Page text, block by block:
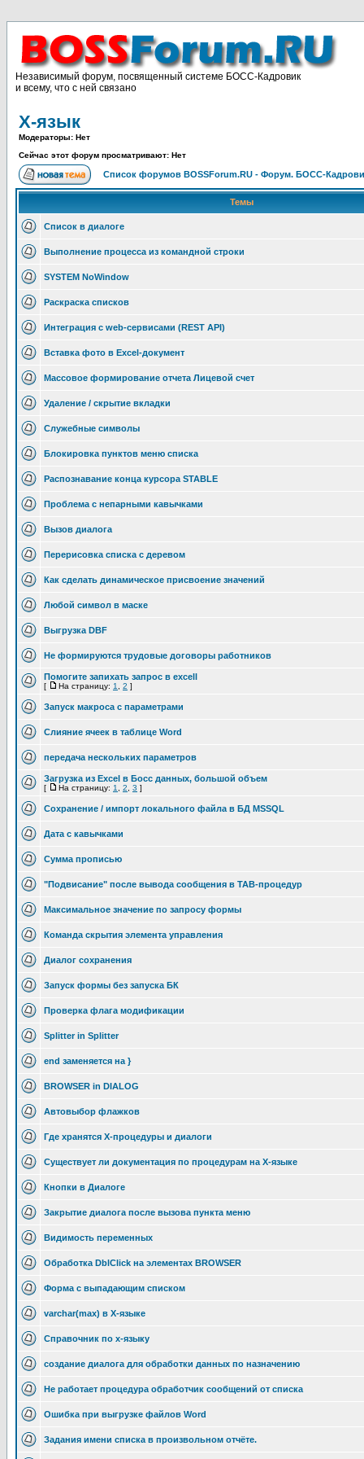
Независимый форум, посвященный системе БОСС-Кадровик
и всему, что с ней связано
X-язык
Модераторы: Нет
Сейчас этот форум просматривают: Нет
Список форумов BOSSForum.RU - Форум. БОСС-
Темы
Список в диалоге
Выполнение процесса из командной строки
SYSTEM NoWindow
Раскраска списков
Интеграция с web-сервисами (REST API)
Вставка фото в Excel-документ
Массовое формирование отчета Лицевой счет
Удаление / скрытие вкладки
Служебные символы
Блокировка пунктов меню списка
Распознавание конца курсора STABLE
Проблема с непарными кавычками
Вызов диалога
Перерисовка списка с деревом
Как сделать динамическое присвоение значений
Любой символ в маске
Выгрузка DBF
Не формируются трудовые договоры работников
Помогите запихать запрос в excell
[ На страницу: 1 2 ]
Запуск макроса с параметрами
Слияние ячеек в таблице Word
передача нескольких параметров
Загрузка из Excel в Босс данных, большой объем
[ На страницу: 1 2 3 ]
Сохранение / импорт локального файла в БД MSSQL
Дата с кавычками
Сумма прописью
"Подвисание" после вывода сообщения в TAB-процедур
Максимальное значение по запросу формы
Команда скрытия элемента управления
Диалог сохранения
Запуск формы без запуска БК
Проверка флага модификации
Splitter in Splitter
end заменяется на }
BROWSER in DIALOG
Автовыбор флажков
Где хранятся Х-процедуры и диалоги
Существует ли документация по процедурам на Х-языке
Кнопки в Диалоге
Закрытие диалога после вызова пункта меню
Видимость переменных
Обработка DblClick на элементах BROWSER
Форма с выпадающим списком
varchar(max) в X-языке
Справочник по x-языку
создание диалога для обработки данных по назначению
Не работает процедура обработчик сообщений от списка
Ошибка при выгрузке файлов Word
Задания имени списка в произвольном отчёте.